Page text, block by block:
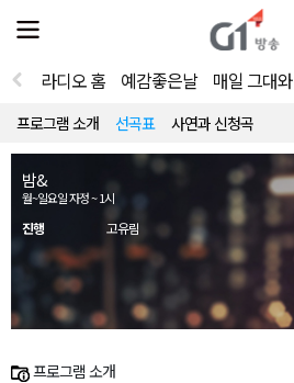
전
체
뉴
열
라디오 홈 예감좋은날 매일 그대와
프로그램 소개 선곡표 사연과 신청곡
밤&
월~일요일 자정 ~ 1시
진행 고유림
프로그램 소개